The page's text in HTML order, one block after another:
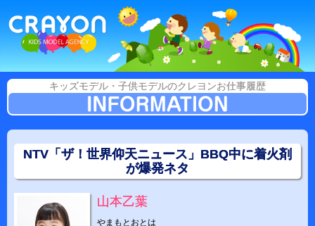
キッズモデル・子供モデルのクレヨンお仕事履歴
NTV「ザ！世界仰天ニュース」BBQ中に着火剤
が爆発ネタ
山本乙葉
やまもとおとは